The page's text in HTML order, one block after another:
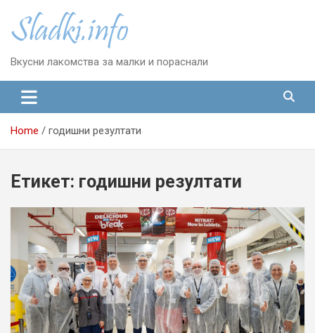
content
Вкусни лакомства за малки и пораснали
Home годишни резултати
Етикет: годишни резултати